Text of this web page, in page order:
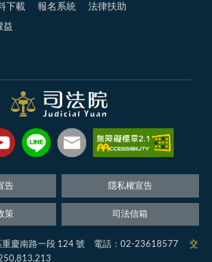
下載 報名系統 法律扶助
益
告 隱私權宣告
策 司法信箱
重慶南路一段 124 號 電話：02-23618577
交